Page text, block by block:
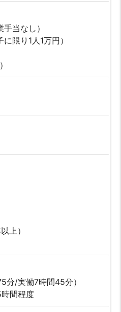
当なし）
限り1人1万円）
上）
分/実働7時間45分）
間程度